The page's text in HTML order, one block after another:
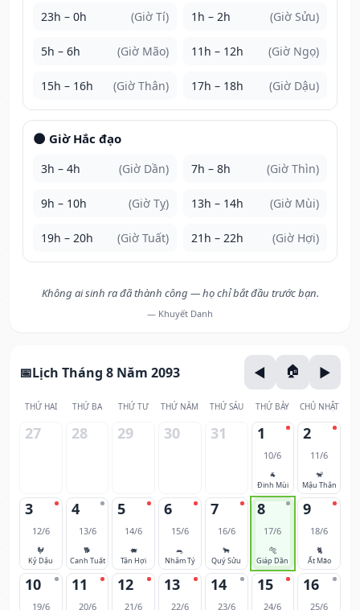
23h – 0h (Giờ Tí) 1h – 2h (Giờ Sửu)
5h – 6h (Giờ Mão) 11h – 12h (Giờ Ngọ)
15h – 16h (Giờ Thân) 17h – 18h (Giờ Dậu)
🌑 Giờ Hắc đạo
3h – 4h (Giờ Dần) 7h – 8h (Giờ Thìn)
9h – 10h (Giờ Tỵ) 13h – 14h (Giờ Mùi)
19h – 20h (Giờ Tuất) 21h – 22h (Giờ Hợi)
Không ai sinh ra đã thành công — họ chỉ bắt đầu trước bạn.
— Khuyết Danh
Lịch Tháng 8 Năm 2093
THỨ HAI THỨ BA THỨ TƯ THỨ NĂM THỨ SÁU THỨ BẢY CHỦ NHẬT
27 28 29 30 31 1
10/6
🐐
Đinh Mùi
2
11/6
🐒
Mậu Thân
3
12/6
🐓
Kỷ Dậu
4
13/6
🐕
Canh Tuất
5
14/6
🐖
Tân Hợi
6
15/6
🐀
Nhâm Tý
7
16/6
🐂
Quý Sửu
8
17/6
🐅
Giáp Dần
9
18/6
🐈
Ất Mão
10
19/6
11
20/6
12
21/6
13
22/6
14
23/6
15
24/6
16
25/6